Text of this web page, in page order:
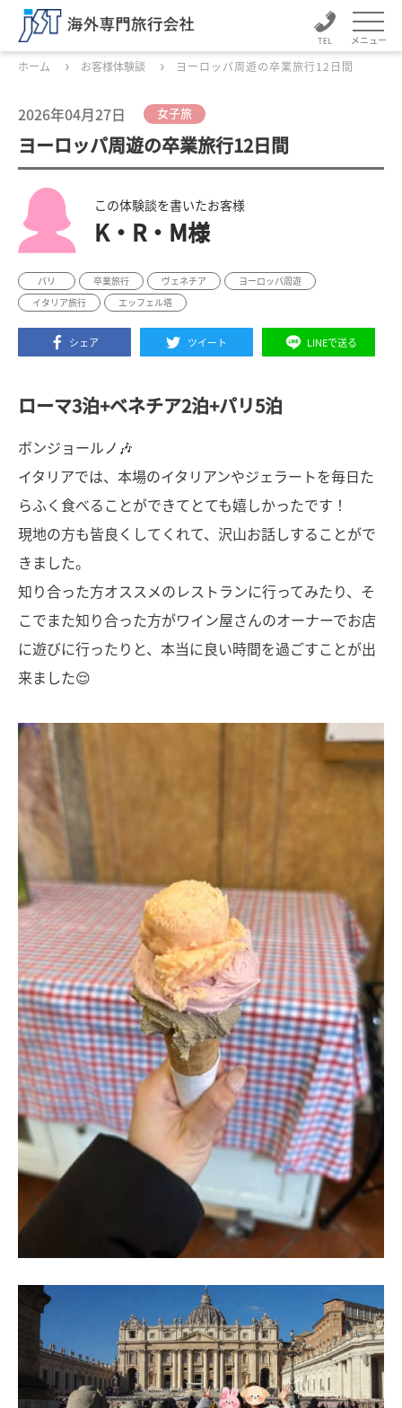
メニュー
ホーム お客様体験談 ヨーロッパ周遊の卒業旅行12日間
2026年04月27日 女子旅
ヨーロッパ周遊の卒業旅行12日間
この体験談を書いたお客様
K・R・M様
パリ 卒業旅行 ヴェネチア
ヨーロッパ周遊
イタリア旅行
エッフェル塔
シェア ツイート LINEで送る
ローマ3泊+ベネチア2泊+パリ5泊
ボンジョールノ🎶
イタリアでは、本場のイタリアンやジェラートを毎日た
らふく食べることができてとても嬉しかったです！
現地の方も皆良くしてくれて、沢山お話しすることがで
きました。
知り合った方オススメのレストランに行ってみたり、そ
こでまた知り合った方がワイン屋さんのオーナーでお店
に遊びに行ったりと、本当に良い時間を過ごすことが出
来ました😌